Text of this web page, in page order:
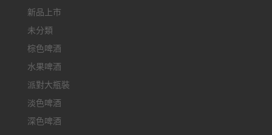
新品上市
未分類
棕色啤酒
水果啤酒
派對大瓶裝
淡色啤酒
深色啤酒